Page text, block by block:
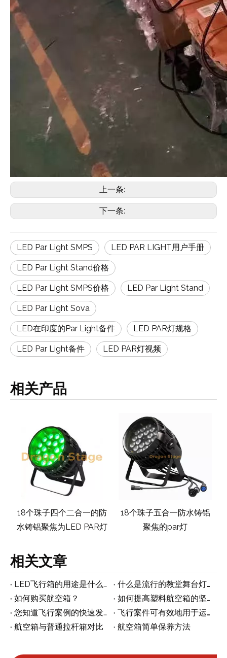
上一条:
下一条:
LED Par Light SMPS LED PAR LIGHT用户手册
LED Par Light Stand价格
LED Par Light SMPS价格 LED Par Light Stand
LED Par Light Sova
LED在印度的Par Light备件 LED PAR灯规格
LED Par Light备件 LED PAR灯视频
相关产品
18个珠子五合一防水铸铝
聚焦的par灯
18个珠子六合一防水铸铝
聚焦的par灯
相关文章
LED飞行箱的用途是什么？
什么是流行的教堂舞台灯光设置理念
如何购买航空箱？
如何提高塑料航空箱的坚固性
您知道飞行案例的快速发展趋势吗？
飞行案件可有效地用于运输的秘诀
航空箱与普通拉杆箱对比
航空箱简单保养方法